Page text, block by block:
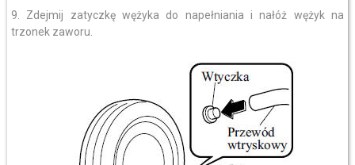
9. Zdejmij zatyczkę wężyka do napełniania i nałóż wężyk na
trzonek zaworu.